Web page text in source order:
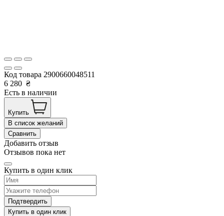
Код товара 2900660048511
6 280 ₴
Есть в наличии
Купить
В список желаний
Сравнить
Добавить отзыв
Отзывов пока нет
Купить в один клик
Подтвердить
Купить в один клик